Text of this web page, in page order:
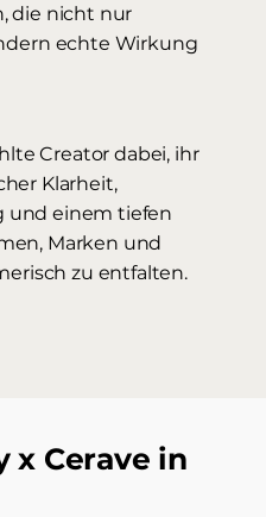
x Cerave in
die nicht nur
echte Wirkung
Creator dabei, ihr
Klarheit,
und einem tiefen
Marken und
zu entfalten.